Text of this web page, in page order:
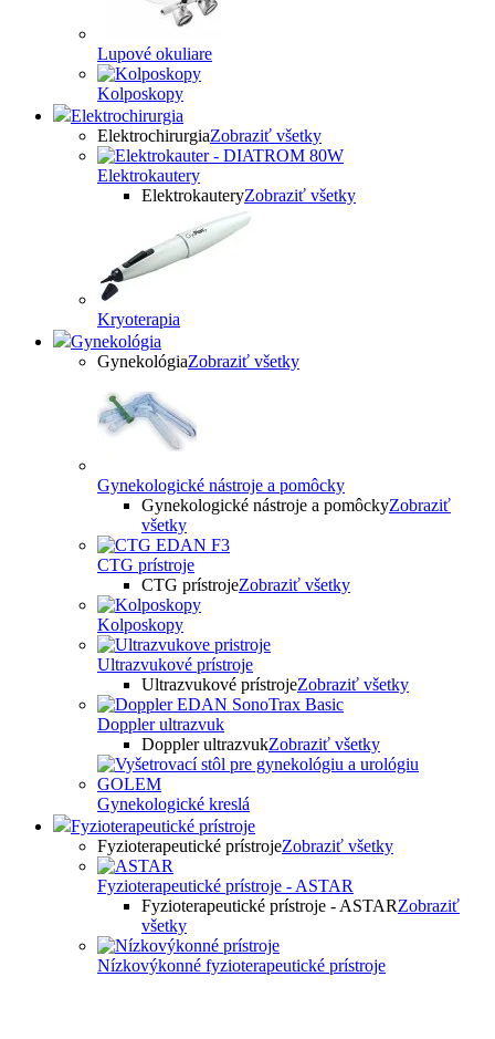
Lupové okuliare
Kolposkopy
Elektrochirurgia
ElektrochirurgiaZobraziť všetky
Elektrokautery
ElektrokauteryZobraziť všetky
Kryoterapia
Gynekológia
GynekológiaZobraziť všetky
Gynekologické nástroje a pomôcky
Gynekologické nástroje a pomôckyZobraziť
všetky
CTG prístroje
CTG prístrojeZobraziť všetky
Kolposkopy
Ultrazvukové prístroje
Ultrazvukové prístrojeZobraziť všetky
Doppler ultrazvuk
Doppler ultrazvukZobraziť všetky
Gynekologické kreslá
Fyzioterapeutické prístroje
Fyzioterapeutické prístrojeZobraziť všetky
Fyzioterapeutické prístroje - ASTAR
Fyzioterapeutické prístroje - ASTARZobraziť
všetky
Nízkovýkonné fyzioterapeutické prístroje